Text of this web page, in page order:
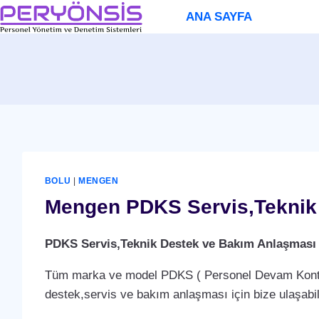
Skip
to
ANA SAYFA
BOLU MENGEN
Mengen PDKS
PDKS Servis,Teknik Destek ve Bakım Anlaşması
Tüm marka ve model PDKS ( Personel Devam
destek,servis ve bakım anlaşması için bize